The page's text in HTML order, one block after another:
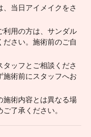
当日アイメイクをさ
利用の方は、サンダル
ださい。施術前のご自
ッフとご相談くださ
術前にスタッフへお
施術内容とは異なる場
了承ください。